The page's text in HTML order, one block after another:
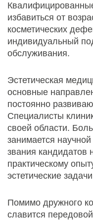
избавиться от
косметических
индивидуальный
обслуживания.
Эстетическая
основные
постоянно
Специалисты
своей области.
занимается
звания кандидатов
практическому
эстетические
Помимо дружного
славится